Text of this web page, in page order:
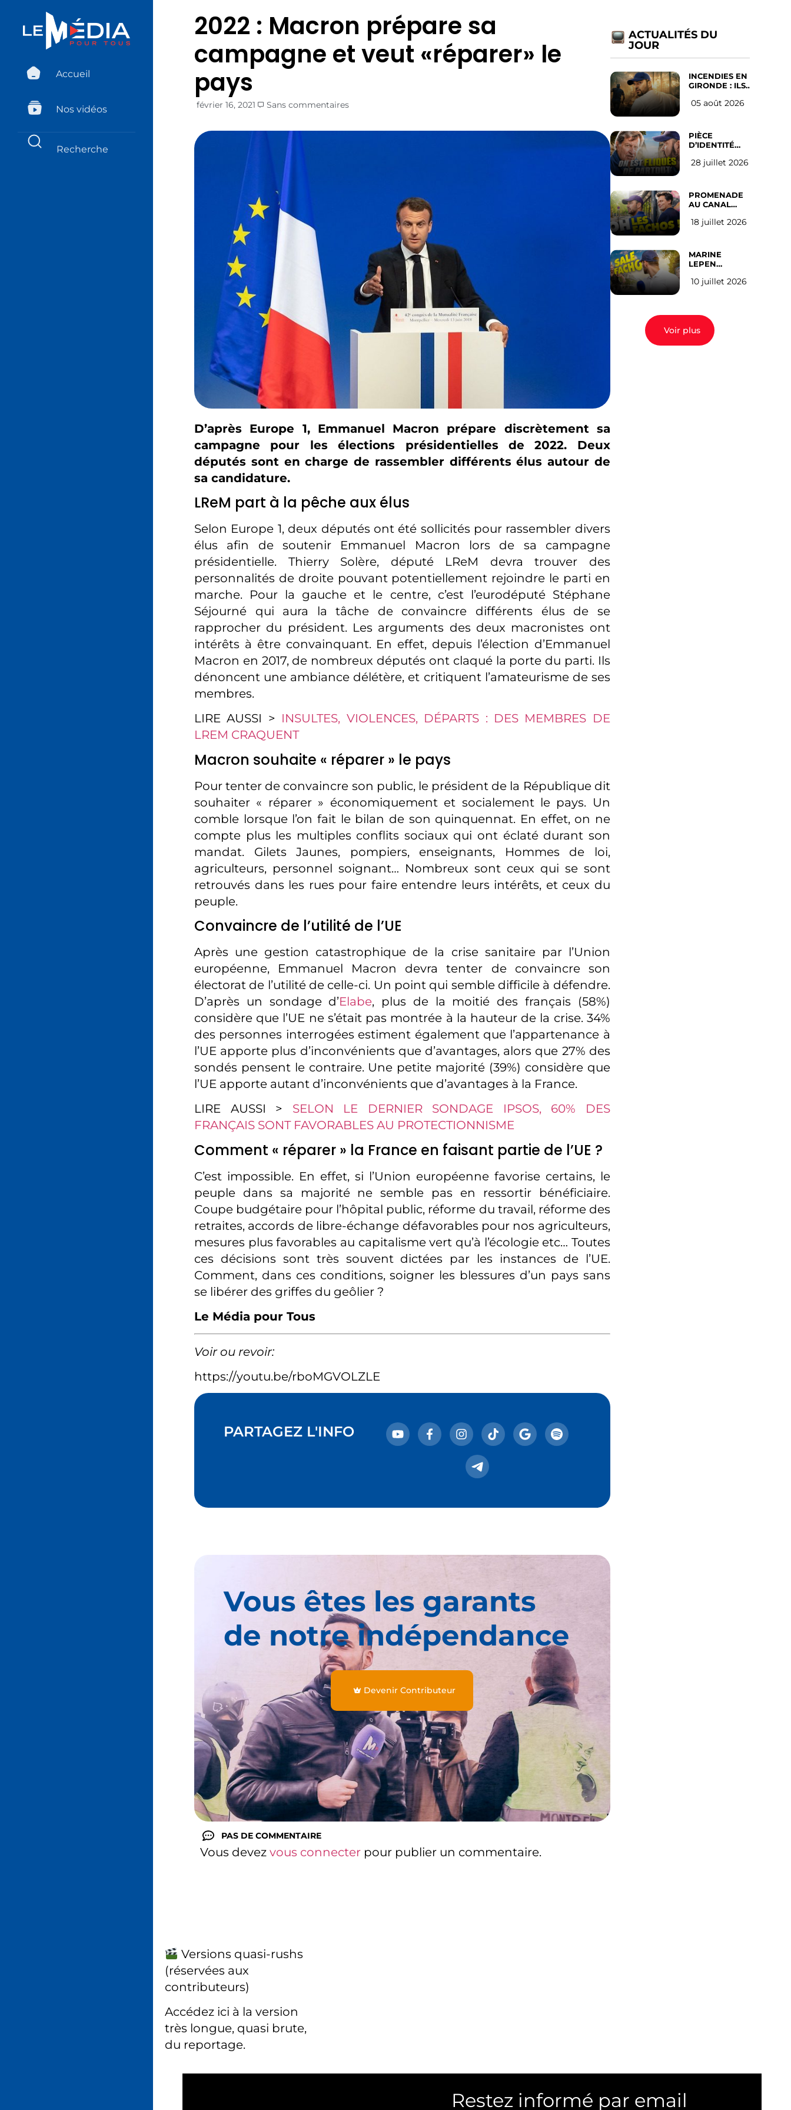
Accueil
Nos vidéos
2022 : Macron prépare sa
campagne et veut «réparer» le
pays
février 16, 2021 Sans commentaires
D’après Europe 1, Emmanuel Macron prépare discrètement sa
campagne pour les élections présidentielles de 2022. Deux
députés sont en charge de rassembler différents élus autour de
sa candidature.
LReM part à la pêche aux élus
Selon Europe 1, deux députés ont été sollicités pour rassembler divers
élus afin de soutenir Emmanuel Macron lors de sa campagne
présidentielle. Thierry Solère, député LReM devra trouver des
personnalités de droite pouvant potentiellement rejoindre le parti en
marche. Pour la gauche et le centre, c’est l’eurodéputé Stéphane
Séjourné qui aura la tâche de convaincre différents élus de se
rapprocher du président. Les arguments des deux macronistes ont
intérêts à être convainquant. En effet, depuis l’élection d’Emmanuel
Macron en 2017, de nombreux députés ont claqué la porte du parti. Ils
dénoncent une ambiance délétère, et critiquent l’amateurisme de ses
membres.
LIRE AUSSI > INSULTES, VIOLENCES, DÉPARTS : DES MEMBRES DE
LREM CRAQUENT
Macron souhaite « réparer » le pays
Pour tenter de convaincre son public, le président de la République dit
souhaiter « réparer » économiquement et socialement le pays. Un
comble lorsque l’on fait le bilan de son quinquennat. En effet, on ne
compte plus les multiples conflits sociaux qui ont éclaté durant son
mandat. Gilets Jaunes, pompiers, enseignants, Hommes de loi,
agriculteurs, personnel soignant… Nombreux sont ceux qui se sont
retrouvés dans les rues pour faire entendre leurs intérêts, et ceux du
peuple.
Convaincre de l’utilité de l’UE
Après une gestion catastrophique de la crise sanitaire par l’Union
européenne, Emmanuel Macron devra tenter de convaincre son
électorat de l’utilité de celle-ci. Un point qui semble difficile à défendre.
D’après un sondage d’Elabe, plus de la moitié des français (58%)
considère que l’UE ne s’était pas montrée à la hauteur de la crise. 34%
des personnes interrogées estiment également que l’appartenance à
l’UE apporte plus d’inconvénients que d’avantages, alors que 27% des
sondés pensent le contraire. Une petite majorité (39%) considère que
l’UE apporte autant d’inconvénients que d’avantages à la France.
LIRE AUSSI > SELON LE DERNIER SONDAGE IPSOS, 60% DES
FRANÇAIS SONT FAVORABLES AU PROTECTIONNISME
Comment « réparer » la France en faisant partie de l’UE ?
C’est impossible. En effet, si l’Union européenne favorise certains, le
peuple dans sa majorité ne semble pas en ressortir bénéficiaire.
Coupe budgétaire pour l’hôpital public, réforme du travail, réforme des
retraites, accords de libre-échange défavorables pour nos agriculteurs,
mesures plus favorables au capitalisme vert qu’à l’écologie etc… Toutes
ces décisions sont très souvent dictées par les instances de l’UE.
Comment, dans ces conditions, soigner les blessures d’un pays sans
se libérer des griffes du geôlier ?
Le Média pour Tous
Voir ou revoir:
https://youtu.be/rboMGVOLZLE
PARTAGEZ L'INFO
Vous êtes les garants
de notre indépendance
Devenir Contributeur
PAS DE COMMENTAIRE
Vous devez vous connecter pour publier un commentaire.
ACTUALITÉS DU
JOUR
INCENDIES EN
GIRONDE : ILS
D’ABANDONNER
05 août 2026
PIÈCE
D’IDENTITÉ
SUR LES
l’avis des
Français
28 juillet 2026
PROMENADE
AU CANAL
(les gauchistes
18 juillet 2026
MARINE
LEPEN
EN 2027 : l’avis
10 juillet 2026
Voir plus
Versions quasi-rushs
(réservées aux
contributeurs)
Accédez ici à la version
très longue, quasi brute,
du reportage.
Restez informé par email